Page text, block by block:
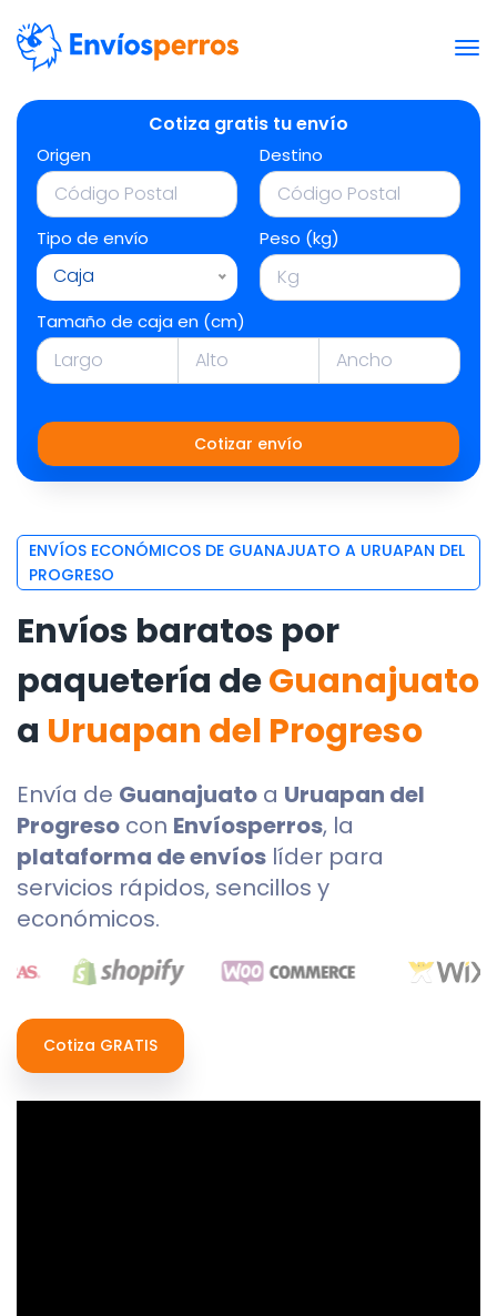
Cotiza gratis tu envío
Origen Destino
Tipo de envío
Caja
Peso (kg)
Tamaño de caja en (cm)
Cotizar envío
ENVÍOS ECONÓMICOS DE GUANAJUATO A URUAPAN DEL
PROGRESO
Envíos baratos por
paquetería deGuanajuato
a Uruapan del Progreso
Envía de Guanajuato a Uruapan del
Progreso con Envíosperros, la
plataforma de envíos líder para
servicios rápidos, sencillos y
económicos.
Cotiza GRATIS